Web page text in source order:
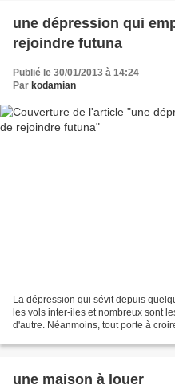
une dépression qui
rejoindre futuna
Publié le 30/01/2013 à 14:24
Par kodamian
La dépression qui sévit depuis
les vols inter-iles et nombreux sont
d'autre. Néanmoins, tout porte à
une maison à louer